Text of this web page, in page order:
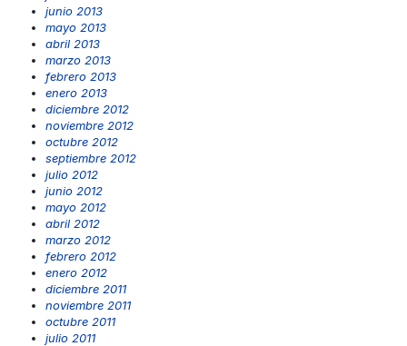
junio 2013
mayo 2013
abril 2013
marzo 2013
febrero 2013
enero 2013
diciembre 2012
noviembre 2012
octubre 2012
septiembre 2012
julio 2012
junio 2012
mayo 2012
abril 2012
marzo 2012
febrero 2012
enero 2012
diciembre 2011
noviembre 2011
octubre 2011
julio 2011